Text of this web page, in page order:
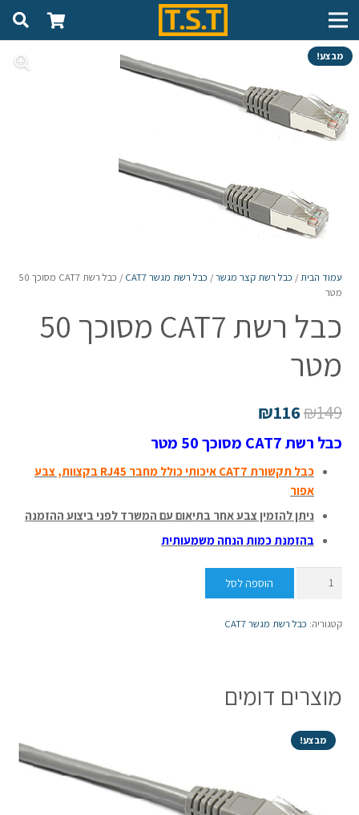
מבצע!
עמוד הבית/ כבל רשת קצר מגשר/ כבל רשת מגשר CAT7
/ כבל רשת CAT7 מסוכך 50
מטר
כבל רשת CAT7 מסוכך 50
מטר
₪149
₪116
כבל רשת CAT7 מסוכך 50 מטר
כב
ל תקשורת CAT7 איכותי כולל מחבר RJ45 בקצוות, צבע
אפור
ניתן להזמין צבע אחר בתיאום עם המשרד לפני ביצוע ההזמנה
בהזמנת כמות הנחה משמעותית
כמות
רשת
50
הוספה לסל
קטגוריה: כבל רשת מגשר CAT7
מוצרים דומים
מבצע!